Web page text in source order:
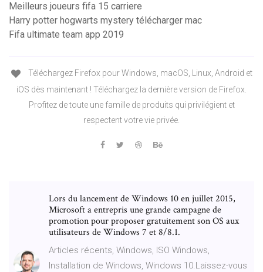
Meilleurs joueurs fifa 15 carriere
Harry potter hogwarts mystery télécharger mac
Fifa ultimate team app 2019
Téléchargez Firefox pour Windows, macOS, Linux, Android et
iOS dès maintenant ! Téléchargez la dernière version de Firefox.
Profitez de toute une famille de produits qui privilégient et
respectent votre vie privée.
Lors du lancement de Windows 10 en juillet 2015,
Microsoft a entrepris une grande campagne de
promotion pour proposer gratuitement son OS aux
utilisateurs de Windows 7 et 8/8.1.
Articles récents, Windows, ISO Windows,
Installation de Windows, Windows 10.Laissez-vous